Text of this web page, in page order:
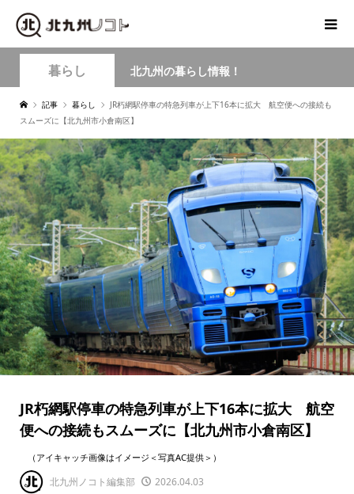
暮らし 北九州の暮らし情報！
記事 暮らし
JR朽網駅停車の特急列車が上下16本に拡大 航空便への接続も
スムーズに【北九州市小倉南区】
JR朽網駅停車の特急列車が上下16本に拡大 航空
便への接続もスムーズに【北九州市小倉南区】
（アイキャッチ画像はイメージ＜写真AC提供＞）
北九州ノコト編集部 2026.04.03